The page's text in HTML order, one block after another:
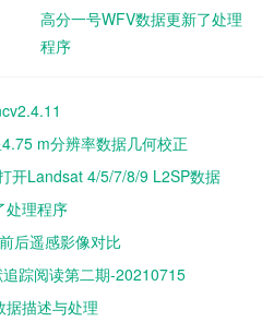
高分一号WFV数据更新了处理
程序
m分辨率数据几何校正
开Landsat 4/5/7/8/9 L2SP数据
处理程序
后遥感影像对比
踪阅读第二期-20210715
据描述与处理